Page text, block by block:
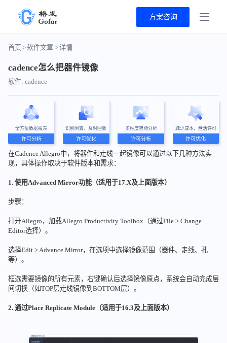
方案咨询
首页>软件文章 >详情
cadence怎么把器件镜像
软件: cadence
全方位数据报表
许可分析
识别闲置、及时回收
许可优化
多维度智能分析
许可分析
减少成本、盘活许可
许可优化
在Cadence Allegro中，将器件和走线一起镜像可以通过以下几种方法实
现，具体操作取决于软件版本和需求：
1. 使用Advanced Mirror功能（适用于17.X及上面版本）
步骤：
打开Allegro，加载Allegro Productivity Toolbox（通过File > Change
Editor选择）。
选择Edit > Advance Mirror，在选项中选择镜像范围（器件、走线、孔
等）。
框选需要镜像的所有元素，右键确认后选择镜像原点，系统会自动完成层
间切换（如TOP层走线镜像到BOTTOM层）。
2. 通过Place Replicate Module（适用于16.3及上面版本）